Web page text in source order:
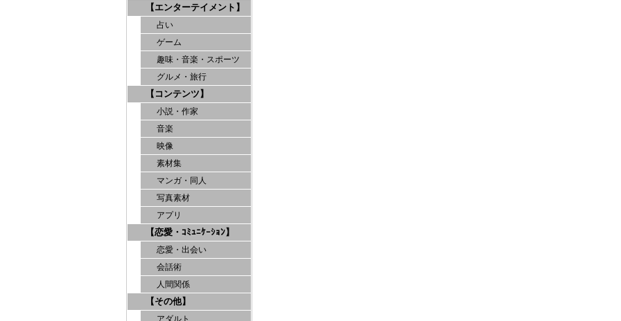
【エンターテイメント】
占い
ゲーム
趣味・音楽・スポーツ
グルメ・旅行
【コンテンツ】
小説・作家
音楽
映像
素材集
マンガ・同人
写真素材
アプリ
【恋愛・ｺﾐｭﾆｹｰｼｮﾝ】
恋愛・出会い
会話術
人間関係
【その他】
アダルト